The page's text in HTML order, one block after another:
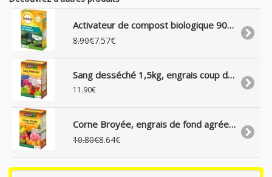
Activateur de compost biologique 900g, Solabiol
8.90€7.57€
Sang desséché 1,5kg, engrais coup de fouet, agrée bio, Solabiol
11.90€
Corne Broyée, engrais de fond agrée bio, 1,5kg, Solabiol
10.80€8.64€